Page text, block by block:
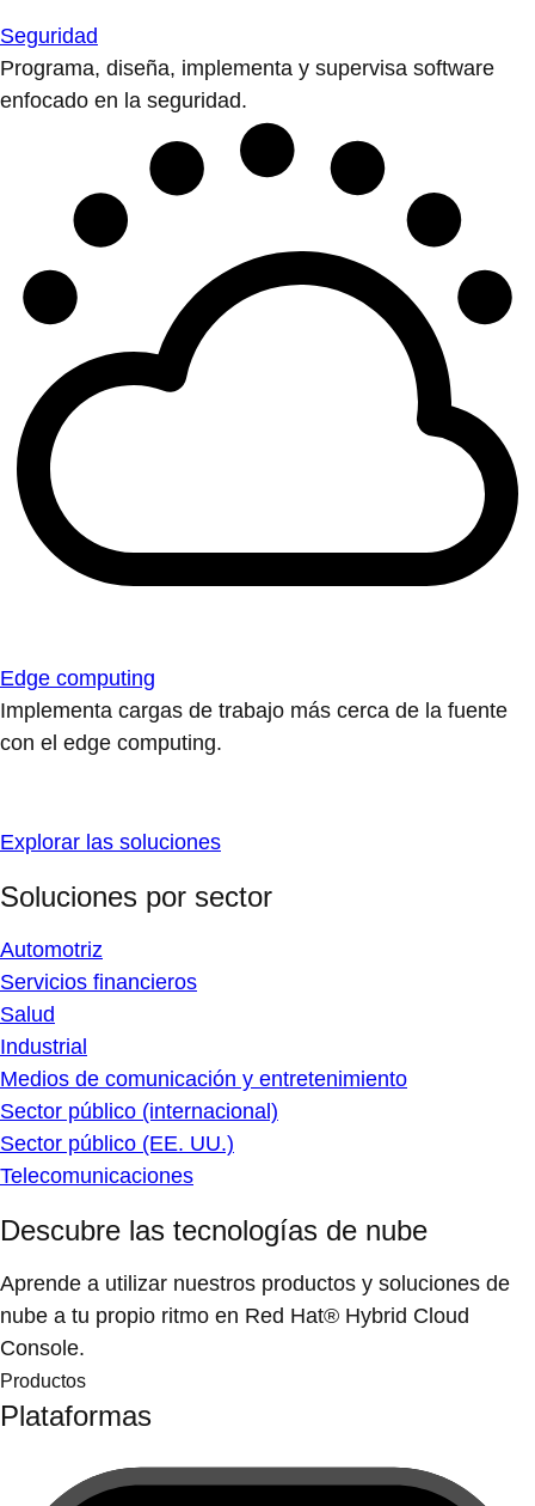
Seguridad
Programa, diseña, implementa y supervisa software
enfocado en la seguridad.
Edge computing
Implementa cargas de trabajo más cerca de la fuente
con el edge computing.
Explorar las soluciones
Soluciones por sector
Automotriz
Servicios financieros
Salud
Industrial
Medios de comunicación y entretenimiento
Sector público (internacional)
Sector público (EE. UU.)
Telecomunicaciones
Descubre las tecnologías de nube
Aprende a utilizar nuestros productos y soluciones de
nube a tu propio ritmo en Red Hat® Hybrid Cloud
Console.
Productos
Plataformas